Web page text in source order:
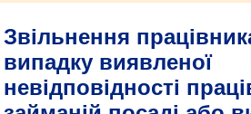
Звільнення
випадку виявленої
невідповідності